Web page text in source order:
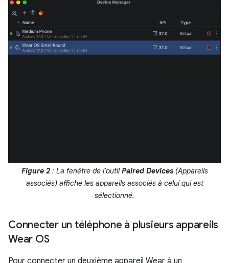
Figure 2: La fenêtre de l'outilPaired Devices(Appareils
associés) affiche les appareils associés à celui qui est
sélectionné.
Connecter un téléphone à plusieurs appareils
Wear OS